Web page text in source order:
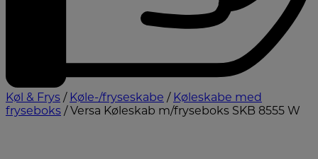
Køl & Frys / Køle-/fryseskabe / Køleskabe med
fryseboks / Versa Køleskab m/fryseboks SKB 8555 W